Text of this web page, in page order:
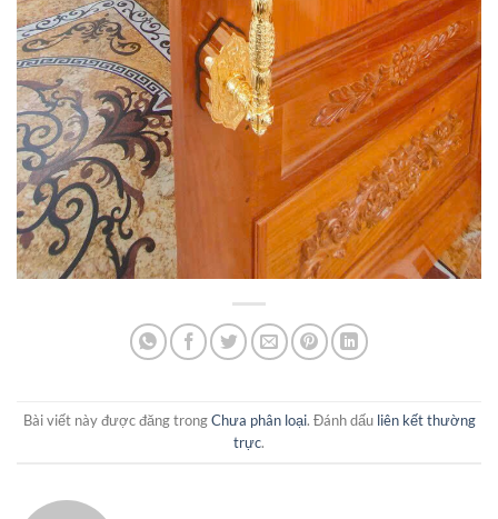
Bài viết này được đăng trongChưa phân loại. Đánh dấu liên kết thường
trực.